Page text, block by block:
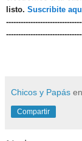
listo. Suscribite
Chicos y Papás en
Compartir